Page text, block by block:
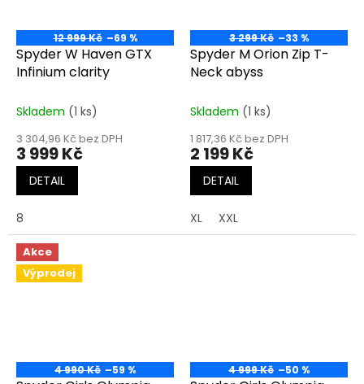
12 999 Kč –69 %
Spyder W Haven GTX
Infinium clarity
Skladem (1 ks)
3 304,96 Kč bez DPH
3 999 Kč
DETAIL
8
3 299 Kč –33 %
Spyder M Orion Zip T-
Neck abyss
Skladem (1 ks)
1 817,36 Kč bez DPH
2 199 Kč
DETAIL
XL XXL
Akce
Výprodej
4 990 Kč –59 % 4 999 Kč –50 %